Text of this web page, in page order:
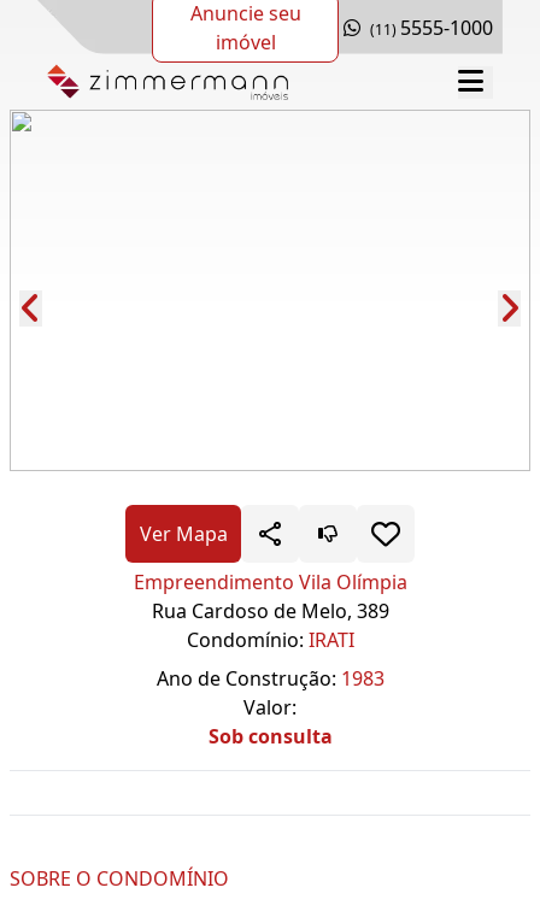
Anuncie seu
imóvel
(11) 5555-1000
Ver Mapa
Empreendimento Vila Olímpia
Rua Cardoso de Melo, 389
Condomínio: IRATI
Ano de Construção: 1983
Valor:
Sob consulta
SOBRE O CONDOMÍNIO